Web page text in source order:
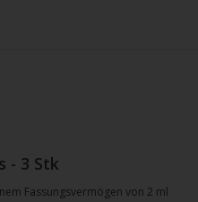
- 3 Stk
Fassungsvermögen von 2 ml